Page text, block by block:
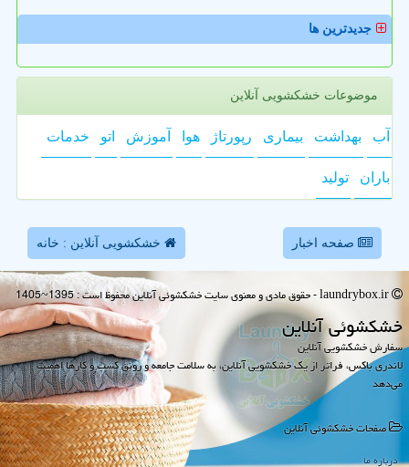
جدیدترین ها
موضوعات خشکشویی آنلاین
آب بهداشت بیماری رپورتاژ هوا آموزش اتو خدمات
باران تولید
صفحه اخبار خشکشویی آنلاین : خانه
خشكشوئی آنلاین
سفارش خشکشویی آنلاین
لاندری باکس، فراتر از یک خشکشویی آنلاین، به سلامت جامعه و رونق کسب و کارها اهمیت
می‌دهد
صفحات خشكشوئی آنلاین
درباره ما